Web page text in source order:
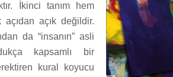
İkinci tanım hem
açık değildir.
da “insanın” asli
kapsamlı bir
kural koyucu